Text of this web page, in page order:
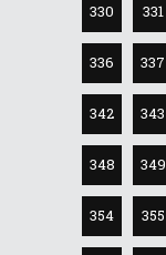
330 331
336 337
342 343
348 349
354 355